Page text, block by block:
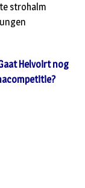
strohalm
Helvoirt nog